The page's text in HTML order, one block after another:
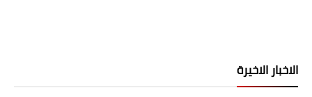
الاخبار الاخيرة